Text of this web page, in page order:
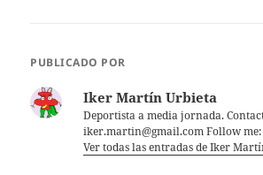
PUBLICADO POR
Iker Martín Urbieta
Deportista a media jornada.
iker.martin@gmail.com Follow
Ver todas las entradas de Iker